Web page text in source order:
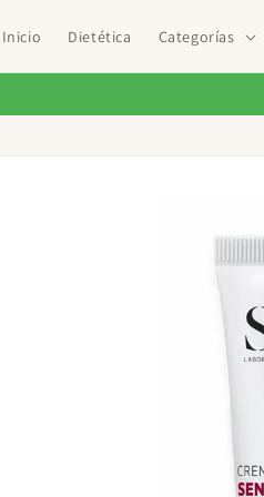
Inicio Dietética Categorías